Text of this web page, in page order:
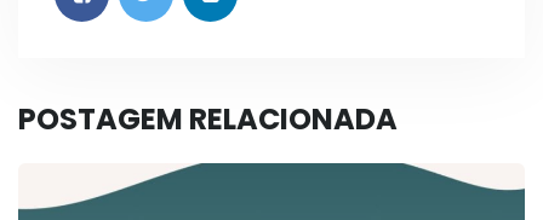
POSTAGEM RELACIONADA